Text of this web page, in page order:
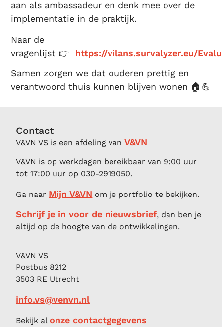
aan als ambassadeur en denk mee over de
implementatie in de praktijk.
Naar de
vragenlijst 👉 https://vilans.survalyzer.eu/
Samen zorgen we dat ouderen prettig en
verantwoord thuis kunnen blijven wonen 🏠💪
Contact
V&VN VS is een afdeling vanV&VN
V&VN is op werkdagen bereikbaar van 9:00 uur
tot 17:00 uur op 030-2919050.
Ga naar Mijn V&VN om je portfolio te bekijken.
Schrijf je in voor de nieuwsbrief, dan ben je
altijd op de hoogte van de ontwikkelingen.
V&VN VS
Postbus 8212
3503 RE Utrecht
info.vs@venvn.nl
Bekijk alonze contactgegevens